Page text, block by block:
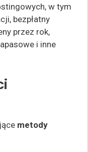
w tym
bezpłatny
przez rok,
i inne
metody